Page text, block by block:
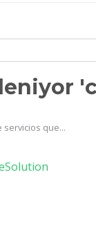
que...